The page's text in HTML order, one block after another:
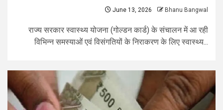
June 13, 2026 Bhanu Bangwal
राज्य सरकार स्वास्थ्य योजना (गोल्डन कार्ड) के संचालन में आ रही
विभिन्न समस्याओं एवं विसंगतियों के निराकरण के लिए स्वास्थ्य...